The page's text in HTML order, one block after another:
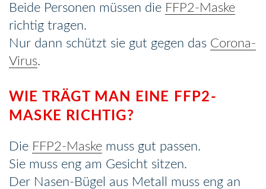
Beide Personen müssen die FFP2-Maske
richtig tragen.
Nur dann schützt sie gut gegen das Corona-
Virus.
WIE TRÄGT MAN EINE FFP2-
MASKE RICHTIG?
Die FFP2-Maske muss gut passen.
Sie muss eng am Gesicht sitzen.
Der Nasen-Bügel aus Metall muss eng an